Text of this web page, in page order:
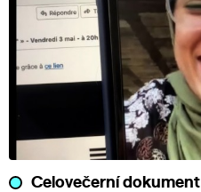
Celovečerní dokument